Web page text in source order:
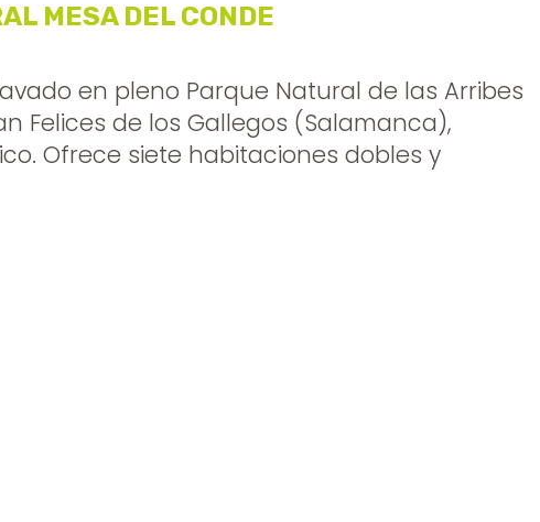
MESA DEL CONDE
en pleno Parque Natural de las Arribes
Felices de los Gallegos (Salamanca),
Ofrece siete habitaciones dobles y